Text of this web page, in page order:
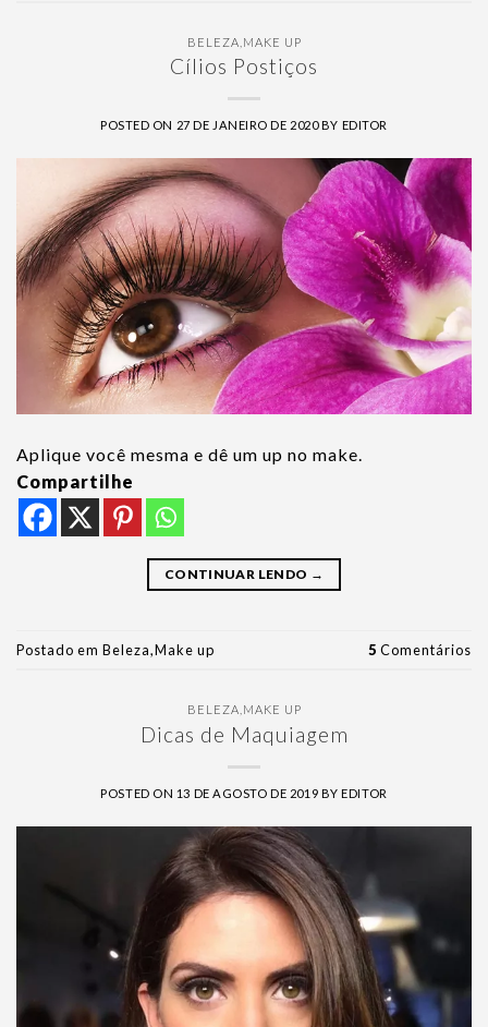
BELEZA MAKE UP
Cílios Postiços
POSTED ON 27 DE JANEIRO DE 2020 BY EDITOR
Aplique você mesma e dê um up no make.
Compartilhe
CONTINUAR LENDO →
Postado em Beleza,Make up 5 Comentários
BELEZA MAKE UP
Dicas de Maquiagem
POSTED ON 13 DE AGOSTO DE 2019 BYEDITOR